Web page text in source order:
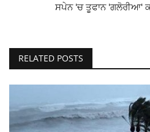
ਸਪੇਨ 'ਚ ਤੂਫਾਨ 'ਗਲੋਰੀਆ'
RELATED POSTS